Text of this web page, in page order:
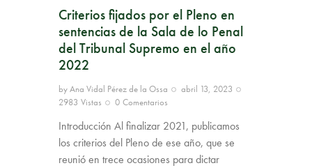
Criterios fijados por el Pleno en
sentencias de la Sala de lo Penal
del Tribunal Supremo en el año
2022
byAna Vidal Pérez de la Ossa
abril 13, 2023
2983 Vistas 0 Comentarios
Introducción Al finalizar 2021, publicamos
los criterios del Pleno de ese año, que se
reunió en trece ocasiones para dictar